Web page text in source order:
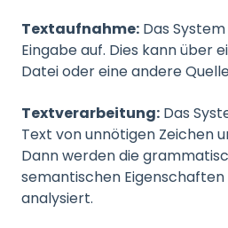
Textaufnahme: Das
Eingabe auf. Dies kann über
Datei oder eine andere
Textverarbeitung: Das
Text von unnötigen Zeichen
Dann werden die
semantischen Eigenschaften
analysiert.